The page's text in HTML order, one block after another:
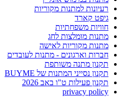
רעיונות למתנות מקוריות
גיפט קארד
חוויות משפחתיות
מתנות מומלצות לחג
מתנות מקוריות לאישה
חברות וארגונים - מתנות לעובדים
תקנון מתנה משותפת
תקנון נסייני המתנות של BUYME
תקנון פעילות ט"ו באב 2026
privacy policy